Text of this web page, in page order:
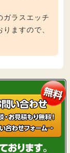
ガラスエッチ
ますので、